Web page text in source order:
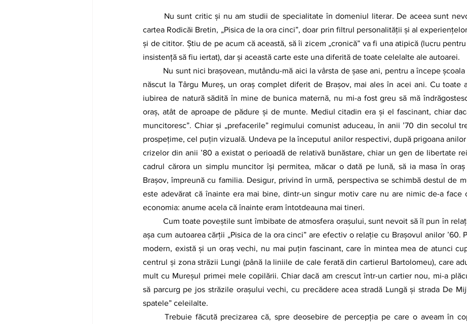
cartea Rodicăi Bretin, „Pisica de la ora cinci”, doar prin filtrul personalităţii şi al
şi de cititor. Știu de pe acum că această, să îi zicem „cronică” va fi una atipică (lucru
insistență să fiu iertat), dar și această carte este una diferită de toate celelalte ale autoarei.
născut la Târgu Mureş, un oraş complet diferit de Brașov, mai ales în acei ani. Cu toate
iubirea de natură sădită în mine de bunica maternă, nu mi-a fost greu să mă
oraş, atât de aproape de pădure şi de munte. Mediul citadin era şi el fascinant, chiar
muncitoresc”. Chiar şi „prefacerile” regimului comunist aduceau, în anii ʼ70 din secolul
prospeţime, cel puţin vizuală. Undeva pe la începutul anilor respectivi, după prigoana anilor
crizelor din anii ʼ80 a existat o perioadă de relativă bunăstare, chiar un gen de libertate
cadrul cărora un simplu muncitor îşi permitea, măcar o dată pe lună, să ia masa în
Braşov, împreună cu familia. Desigur, privind în urmă, perspectiva se schimbă destul de
este adevărat că înainte era mai bine, dintr-un singur motiv care nu are nimic de-a face
economia: anume acela că înainte eram întotdeauna mai tineri.
	Cum toate poveștile sunt îmbibate de atmosfera orașului, sunt nevoit să îl pun în relație cu mine, tot
așa cum autoarea cărții „Pisica de la ora cinci” are efectiv o relație cu Brașovul anilor ʼ60.
modern, există şi un oraş vechi, nu mai puţin fascinant, care în mintea mea de atunci
centrul şi zona străzii Lungi (până la liniile de cale ferată din cartierul Bartolomeu), care
mult cu Mureșul primei mele copilării. Chiar dacă am crescut într-un cartier nou, mi-a
să parcurg pe jos străzile oraşului vechi, cu precădere acea stradă Lungă și strada De
spatele” celeilalte.